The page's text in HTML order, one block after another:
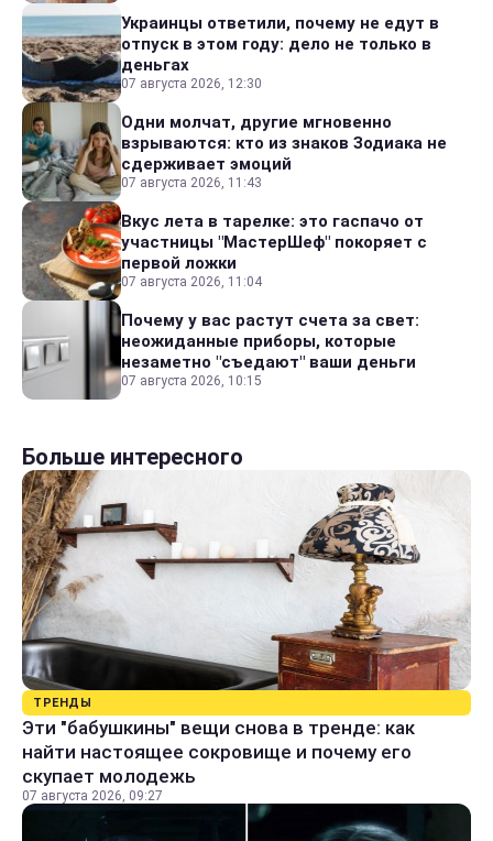
Украинцы ответили, почему не едут в
отпуск в этом году: дело не только в
деньгах
07 августа 2026, 12:30
Одни молчат, другие мгновенно
взрываются: кто из знаков Зодиака не
сдерживает эмоций
07 августа 2026, 11:43
Вкус лета в тарелке: это гаспачо от
участницы "МастерШеф" покоряет с
первой ложки
07 августа 2026, 11:04
Почему у вас растут счета за свет:
неожиданные приборы, которые
незаметно "съедают" ваши деньги
07 августа 2026, 10:15
Больше интересного
ТРЕНДЫ
Эти "бабушкины" вещи снова в тренде: как
найти настоящее сокровище и почему его
скупает молодежь
07 августа 2026, 09:27